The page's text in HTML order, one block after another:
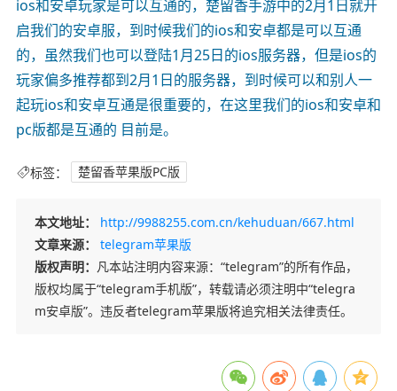
ios和安卓玩家是可以互通的，楚留香手游中的2月1日就开
启我们的安卓服，到时候我们的ios和安卓都是可以互通
的，虽然我们也可以登陆1月25日的ios服务器，但是ios的
玩家偏多推荐都到2月1日的服务器，到时候可以和别人一
起玩ios和安卓互通是很重要的，在这里我们的ios和安卓和
pc版都是互通的 目前是。
标签： 楚留香苹果版PC版
本文地址：
http://9988255.com.cn/kehuduan/667.html
文章来源：
telegram苹果版
版权声明： 凡本站注明内容来源：“telegram”的所有作品，
版权均属于“telegram手机版”，转载请必须注明中“telegra
m安卓版”。违反者telegram苹果版将追究相关法律责任。